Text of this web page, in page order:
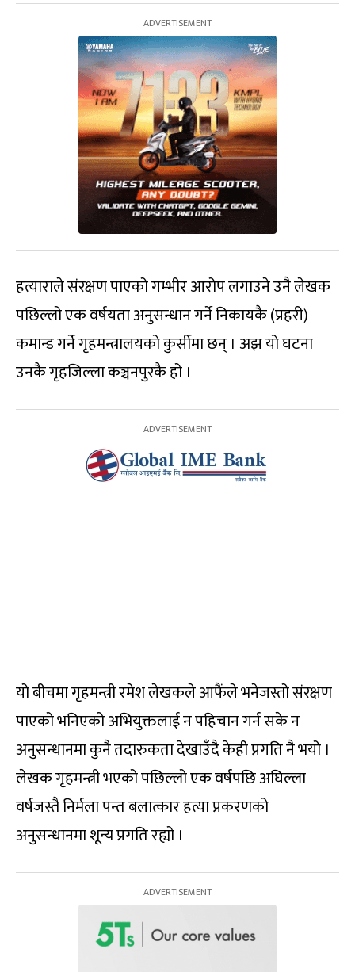
हत्याराले संरक्षण पाएको गम्भीर आरोप लगाउने उनै लेखक
पछिल्लो एक वर्षयता अनुसन्धान गर्ने निकायकै (प्रहरी)
कमान्ड गर्ने गृहमन्त्रालयको कुर्सीमा छन् । अझ यो घटना
उनकै गृहजिल्ला कञ्चनपुरकै हो ।
यो बीचमा गृहमन्त्री रमेश लेखकले आफैंले भनेजस्तो संरक्षण
पाएको भनिएको अभियुक्तलाई न पहिचान गर्न सके न
अनुसन्धानमा कुनै तदारुकता देखाउँदै केही प्रगति नै भयो ।
लेखक गृहमन्त्री भएको पछिल्लो एक वर्षपछि अघिल्ला
वर्षजस्तै निर्मला पन्त बलात्कार हत्या प्रकरणको
अनुसन्धानमा शून्य प्रगति रह्यो ।